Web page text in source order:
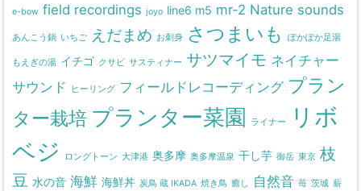
e-bow field recordings joyo line6 m5 mr-2 Nature sounds
あんこう鍋 いちご えだまめ お刺身 さつまいも ぽかぽか足湯
もえぎの湯 イチゴ クサビ サスティナー サツマイモ ネイチャー
サウンド
ヒーリング フィールドレコーディング プラン
ター栽培 プランター菜園 ライナー
リボ
ベジ
ロングトーン 大津港 奥多摩 奥多摩温泉 干し芋 御岳 東京 枝
豆 水の音 海鮮 海鮮丼 炭鳥 蔵 IKADA 焼き鳥 癒し 自然音 苺 茨城 薪